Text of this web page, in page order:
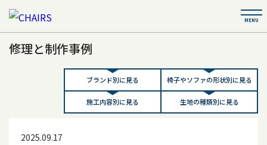
修理と制作事例
ブランド別に見る 椅子やソファの形状別に見る
施工内容別に見る 生地の種類別に見る
2025.09.17